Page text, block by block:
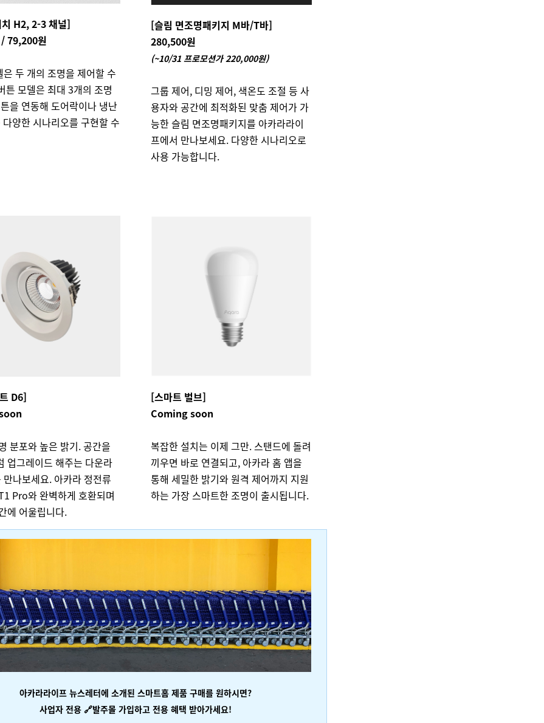
H2, 2-3 채널]
79,200원
두 개의 조명을 제어할 수
튼 모델은 최대 3개의 조명
을 연동해 도어락이나 냉난
다양한 시나리오를 구현할 수
[슬림 면조명패키지 M바/T바]
280,500원
(~10/31 프로모션가 220,000원)
그룹 제어, 디밍 제어, 색온도 조절 등 사
용자와 공간에 최적화된 맞춤 제어가 가
능한 슬림 면조명패키지를 아카라라이
프에서 만나보세요. 다양한 시나리오로
사용 가능합니다.
D6]
분포와 높은 밝기. 공간을
업그레이드 해주는 다운라
만나보세요. 아카라 정전류
Pro와 완벽하게 호환되며
에 어울립니다.
[스마트 벌브]
Coming soon
복잡한 설치는 이제 그만. 스탠드에 돌려
끼우면 바로 연결되고, 아카라 홈 앱을
통해 세밀한 밝기와 원격 제어까지 지원
하는 가장 스마트한 조명이 출시됩니다.
아카라라이프 뉴스레터에 소개된 스마트홈 제품 구매를 원하시면?
사업자 전용 🔗발주몰 가입하고 전용 혜택 받아가세요!